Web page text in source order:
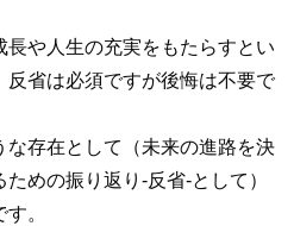
や人生の充実をもたらすとい
反省は必須ですが後悔は不要で
存在として（未来の進路を決
めの振り返り-反省-として）
。